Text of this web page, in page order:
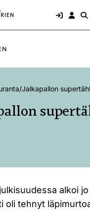
/Jalkapallon
alkoi
oli tehnyt